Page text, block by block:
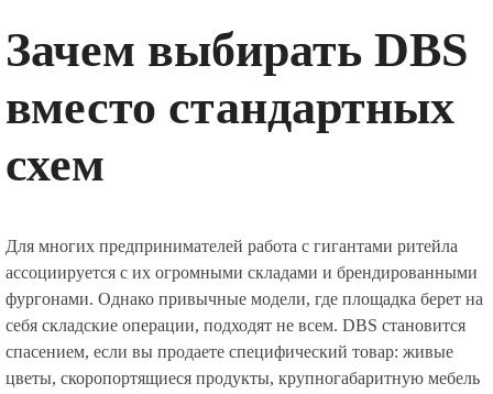
Зачем выбирать DBS
вместо стандартных
схем
Для многих предпринимателей работа с гигантами ритейла
ассоциируется с их огромными складами и брендированными
фургонами. Однако привычные модели, где площадка берет на
себя складские операции, подходят не всем. DBS становится
спасением, если вы продаете специфический товар: живые
цветы, скоропортящиеся продукты, крупногабаритную мебель